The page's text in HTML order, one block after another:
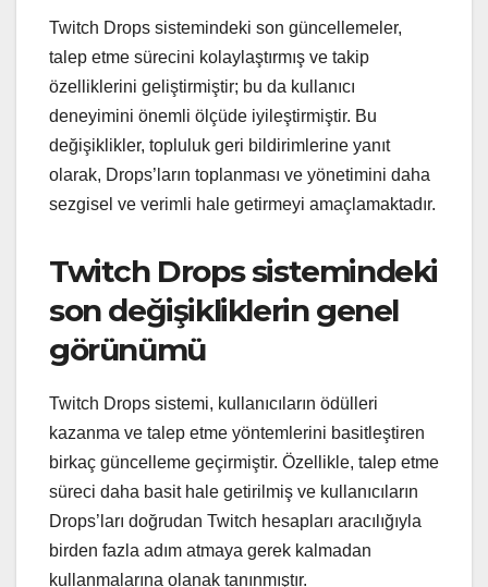
Twitch Drops sistemindeki son güncellemeler,
talep etme sürecini kolaylaştırmış ve takip
özelliklerini geliştirmiştir; bu da kullanıcı
deneyimini önemli ölçüde iyileştirmiştir. Bu
değişiklikler, topluluk geri bildirimlerine yanıt
olarak, Drops’ların toplanması ve yönetimini daha
sezgisel ve verimli hale getirmeyi amaçlamaktadır.
Twitch Drops sistemindeki
son değişikliklerin genel
görünümü
Twitch Drops sistemi, kullanıcıların ödülleri
kazanma ve talep etme yöntemlerini basitleştiren
birkaç güncelleme geçirmiştir. Özellikle, talep etme
süreci daha basit hale getirilmiş ve kullanıcıların
Drops’ları doğrudan Twitch hesapları aracılığıyla
birden fazla adım atmaya gerek kalmadan
kullanmalarına olanak tanınmıştır.